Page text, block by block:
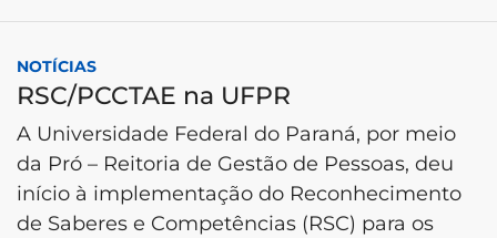
NOTÍCIAS
RSC/PCCTAE na UFPR
A Universidade Federal do Paraná, por meio
da Pró – Reitoria de Gestão de Pessoas, deu
início à implementação do Reconhecimento
de Saberes e Competências (RSC) para os